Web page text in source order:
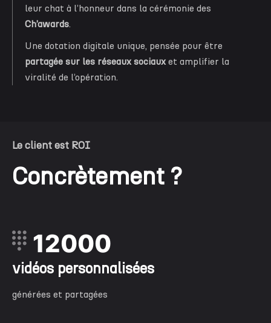
leur chat à l’honneur dans la cérémonie des
Ch’awards.
Une dotation digitale unique, pensée pour être
partagée sur les réseaux sociauxet amplifier la
viralité de l’opération.
Le client est ROI
Concrètement ?
12000
vidéos personnalisées
générées et partagées